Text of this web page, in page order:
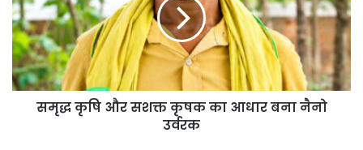
समृद्ध कृषि और सशक्त कृषक का आधार बना नैनो
उर्वरक